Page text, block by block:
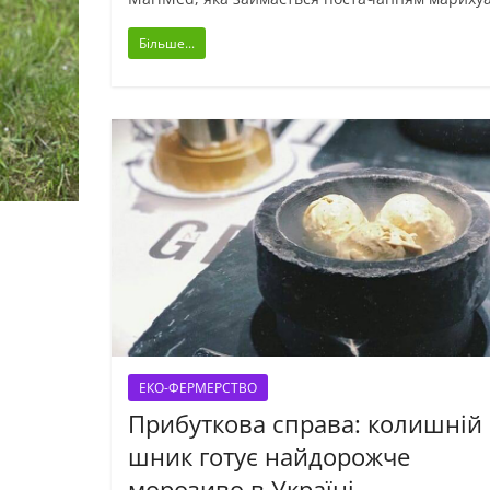
Більше...
ЕКО-ФЕРМЕРСТВО
Прибуткова справа: колишній
шник готує найдорожче